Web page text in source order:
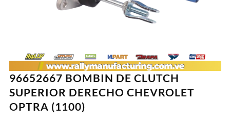
96652667 BOMBIN DE CLUTCH
SUPERIOR DERECHO CHEVROLET
OPTRA (1100)